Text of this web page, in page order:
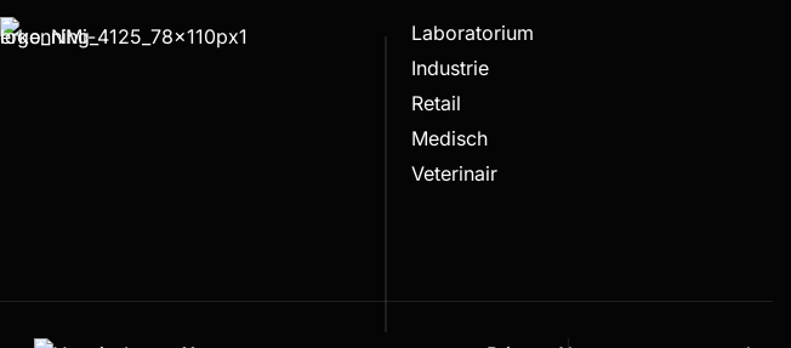
Laboratorium
Industrie
Retail
Medisch
Veterinair